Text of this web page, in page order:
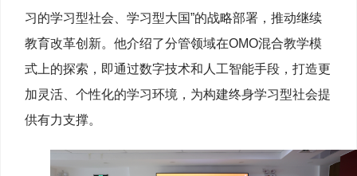
习的学习型社会、学习型大国”的战略部署，推动继续
教育改革创新。他介绍了分管领域在OMO混合教学模
式上的探索，即通过数字技术和人工智能手段，打造更
加灵活、个性化的学习环境，为构建终身学习型社会提
供有力支撑。